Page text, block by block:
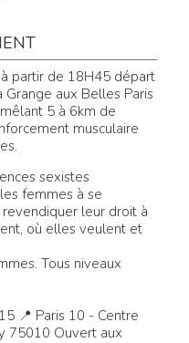
partir de 18H45 départ
aux Belles Paris
5 à 6km de
musculaire
sexistes
femmes à se
leur droit à
où elles veulent et
Tous niveaux
📍 Paris 10 - Centre
75010 Ouvert aux